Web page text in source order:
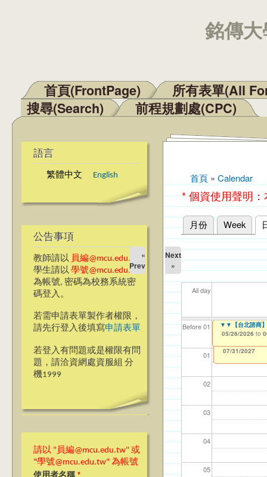
銘傳
主選單
首頁(FrontPage)
所有表單(All
搜尋(Search)
前程規劃處(CPC)
語言
繁體中文 English
公告事項
教師請以 員編@mcu.edu.tw
學生請以 學號@mcu.edu.tw
為帳號, 密碼為校務系統密
碼登入。
若需申請表單製作者權限，
請先行登入後填寫申請表單
若登入有問題或是權限有問
題，請洽資網處資服組 分
機1999
請以 "員編@mcu.edu.tw" 或
"學號@mcu.edu.tw" 為帳號
您在這裡
首頁 » Calendar
* 個資使用聲明
主要索引標籤
月份 Week
«
Prev
Next
»
All day
Before 01
01
02
03
04
05
【資網處】
整合系統～表單
12/31/2027
【財務處】工讀
11/12/2021 to
【財務處】漏打
錄
07/31/2027
114
04/
114
02/
114
03/
【學
07/
教務
11/
商品
11/
【教學暨學習資
05/18/2026 to
▼▼【台北諮商
05/26/2026 to